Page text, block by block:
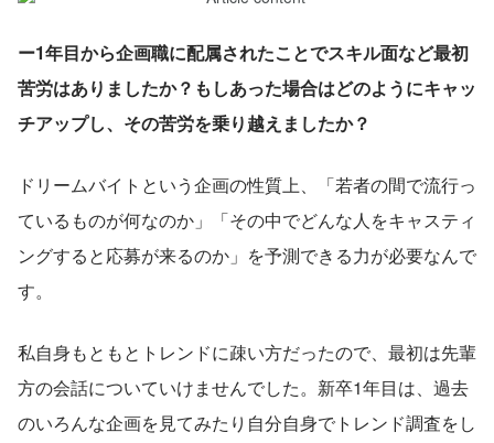
ー1年目から企画職に配属されたことでスキル面など最初
苦労はありましたか？もしあった場合はどのようにキャッ
チアップし、その苦労を乗り越えましたか？
ドリームバイトという企画の性質上、「若者の間で流行っ
ているものが何なのか」「その中でどんな人をキャスティ
ングすると応募が来るのか」を予測できる力が必要なんで
す。
私自身もともとトレンドに疎い方だったので、最初は先輩
方の会話についていけませんでした。新卒1年目は、過去
のいろんな企画を見てみたり自分自身でトレンド調査をし